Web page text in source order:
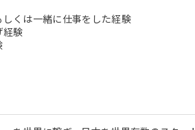
くは一緒に仕事をした経験
経験